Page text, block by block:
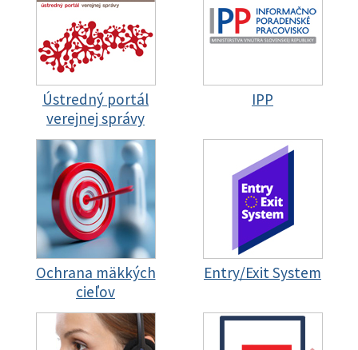
Ústredný portál
verejnej správy
IPP
Ochrana mäkkých
cieľov
Entry/Exit System